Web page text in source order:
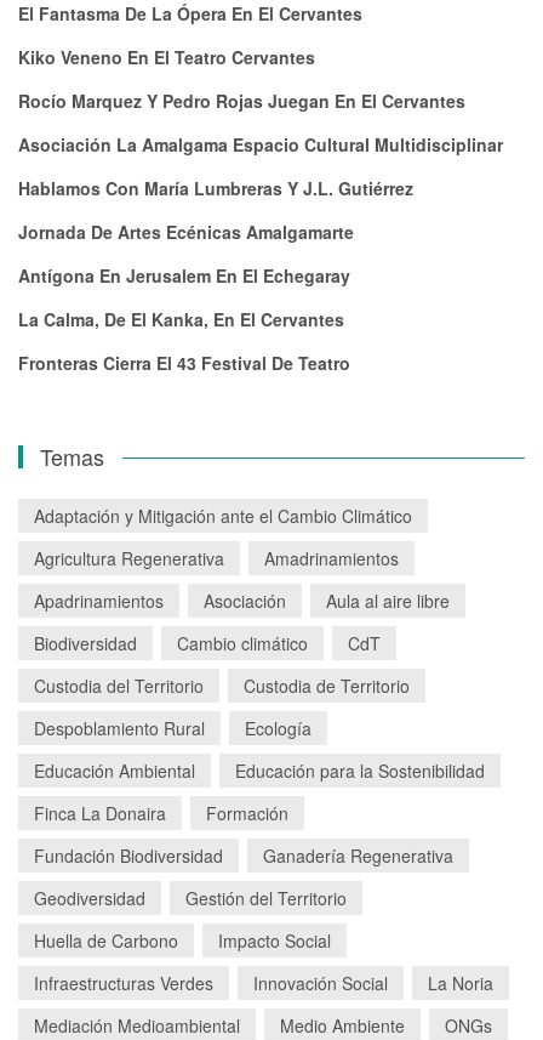
El Fantasma De La Ópera En El Cervantes
Kiko Veneno En El Teatro Cervantes
Rocío Marquez Y Pedro Rojas Juegan En El Cervantes
Asociación La Amalgama Espacio Cultural Multidisciplinar
Hablamos Con María Lumbreras Y J.L. Gutiérrez
Jornada De Artes Ecénicas Amalgamarte
Antígona En Jerusalem En El Echegaray
La Calma, De El Kanka, En El Cervantes
Fronteras Cierra El 43 Festival De Teatro
Temas
Adaptación y Mitigación ante el Cambio Climático
Agricultura Regenerativa
Amadrinamientos
Apadrinamientos
Asociación
Aula al aire libre
Biodiversidad
Cambio climático
CdT
Custodia del Territorio
Custodia de Territorio
Despoblamiento Rural
Ecología
Educación Ambiental
Educación para la Sostenibilidad
Finca La Donaira
Formación
Fundación Biodiversidad
Ganadería Regenerativa
Geodiversidad
Gestión del Territorio
Huella de Carbono
Impacto Social
Infraestructuras Verdes
Innovación Social
La Noria
Mediación Medioambiental
Medio Ambiente
ONGs